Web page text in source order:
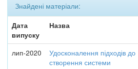
Знайдені матеріали:
Дата
випуску
Назва
лип-2020
Удосконалення підходів до
створення системи